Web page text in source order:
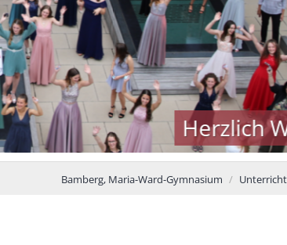
Herzlich
Bamberg, Maria-Ward-Gymnasium Unterricht